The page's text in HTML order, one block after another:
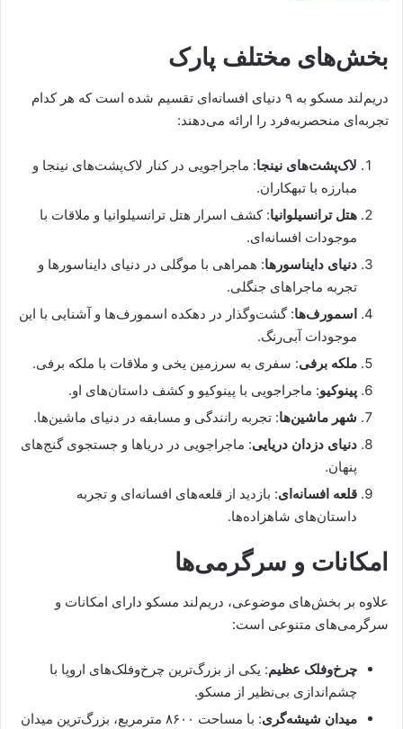
بخش‌های مختلف پارک
دریم‌لند مسکو به ۹ دنیای افسانه‌ای تقسیم شده است که هر کدام
تجربه‌ای منحصربه‌فرد را ارائه می‌دهند:
لاک‌پشت‌های نینجا: ماجراجویی در کنار لاک‌پشت‌های نینجا و
مبارزه با تبهکاران.
هتل ترانسیلوانیا: کشف اسرار هتل ترانسیلوانیا و ملاقات با
موجودات افسانه‌ای.
دنیای دایناسورها: همراهی با موگلی در دنیای دایناسورها و
تجربه ماجراهای جنگلی.
اسمورف‌ها: گشت‌وگذار در دهکده اسمورف‌ها و آشنایی با این
موجودات آبی‌رنگ.
ملکه برفی: سفری به سرزمین یخی و ملاقات با ملکه برفی.
پینوکیو: ماجراجویی با پینوکیو و کشف داستان‌های او.
شهر ماشین‌ها: تجربه رانندگی و مسابقه در دنیای ماشین‌ها.
دنیای دزدان دریایی: ماجراجویی در دریاها و جستجوی گنج‌های
پنهان.
قلعه افسانه‌ای: بازدید از قلعه‌های افسانه‌ای و تجربه
داستان‌های شاهزاده‌ها.
امکانات و سرگرمی‌ها
علاوه بر بخش‌های موضوعی، دریم‌لند مسکو دارای امکانات و
سرگرمی‌های متنوعی است:
چرخ‌وفلک عظیم: یکی از بزرگ‌ترین چرخ‌وفلک‌های اروپا با
چشم‌اندازی بی‌نظیر از مسکو.
میدان شیشه‌گری
: با مساحت ۸۶۰۰ مترمربع، بزرگ‌ترین میدان